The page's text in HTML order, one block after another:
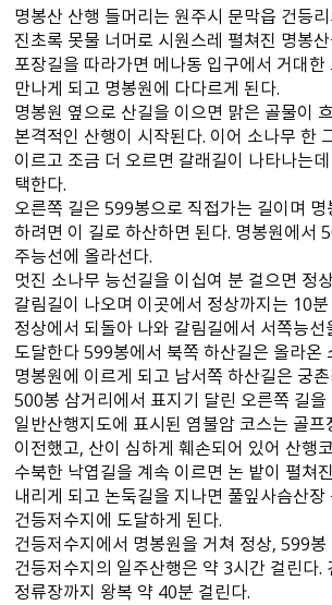
명봉산 산행 들머리는 원주시 문막읍 건등
진초록 못물 너머로 시원스레 펼쳐진 명봉
포장길을 따라가면 메나동 입구에서 거대
만나게 되고 명봉원에 다다르게 된다.
명봉원 옆으로 산길을 이으면 맑은 골물이
본격적인 산행이 시작된다. 이어 소나무 한
이르고 조금 더 오르면 갈래길이 나타나는
택한다.
오른쪽 길은 599봉으로 직접가는 길이며
하려면 이 길로 하산하면 된다. 명봉원에서
주능선에 올라선다.
멋진 소나무 능선길을 이십여 분 걸으면 정
갈림길이 나오며 이곳에서 정상까지는 10
정상에서 되돌아 나와 갈림길에서 서쪽능
도달한다 599봉에서 북쪽 하산길은 올라온
명봉원에 이르게 되고 남서쪽 하산길은 궁
500봉 삼거리에서 표지기 달린 오른쪽 길을
일반산행지도에 표시된 염불암 코스는 골프
이전했고, 산이 심하게 훼손되어 있어 산행
수북한 낙엽길을 계속 이르면 논 밭이 펼쳐
내리게 되고 논둑길을 지나면 풀잎사슴산
건등저수지에 도달하게 된다.
건등저수지에서 명봉원을 거쳐 정상, 599봉
건등저수지의 일주산행은 약 3시간 걸린다.
정류장까지 왕복 약 40분 걸린다.